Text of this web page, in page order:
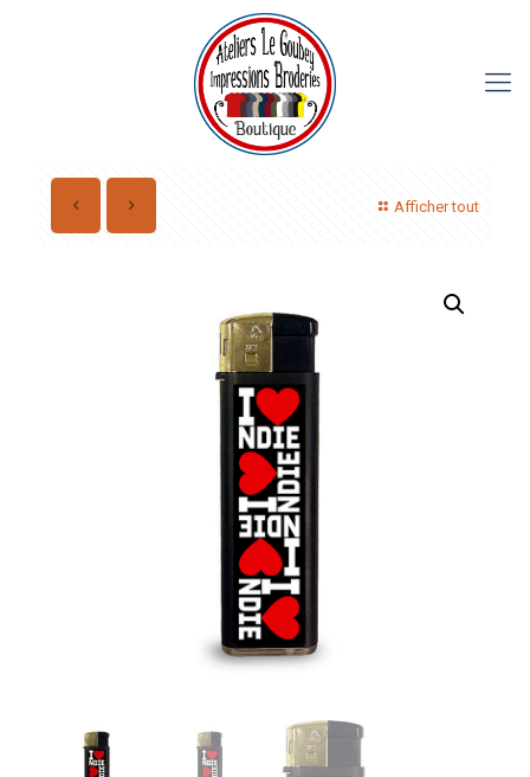
Afficher tout